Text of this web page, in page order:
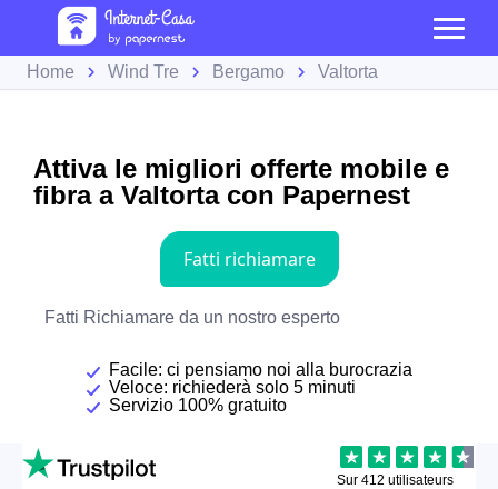
Home Wind Tre Bergamo Valtorta